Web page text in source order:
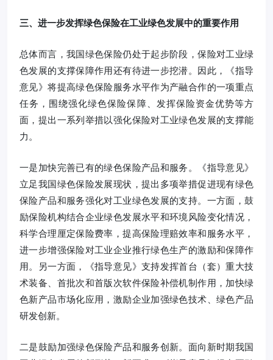
三、进一步发挥绿色保险在工业绿色发展中的重要作用
总体而言，我国绿色保险仍处于起步阶段，保险对工业绿
色发展的支撑保障作用还有待进一步挖潜。因此，《指导
意见》将提高绿色保险服务水平作为产融合作的一项重点
任务，围绕强化绿色保险保障、发挥保险资金优势等方
面，提出一系列举措以强化保险对工业绿色发展的支撑能
力。
一是加快完善已有的绿色保险产品和服务。《指导意见》
立足我国绿色保险发展现状，提出多项举措促进现有绿色
保险产品和服务强化对工业绿色发展的支持。一方面，鼓
励保险机构结合企业绿色发展水平和环境风险变化情况，
科学合理厘定保险费率，提高保险理赔效率和服务水平，
进一步增强保险对工业企业推行绿色生产的激励和保障作
用。另一方面，《指导意见》支持发挥首台（套）重大技
术装备、首批次和首版次软件保险补偿机制作用，加快绿
色新产品市场化应用，激励企业加强绿色技术、绿色产品
研发创新。
二是鼓励加强绿色保险产品和服务创新。面向新时期我国